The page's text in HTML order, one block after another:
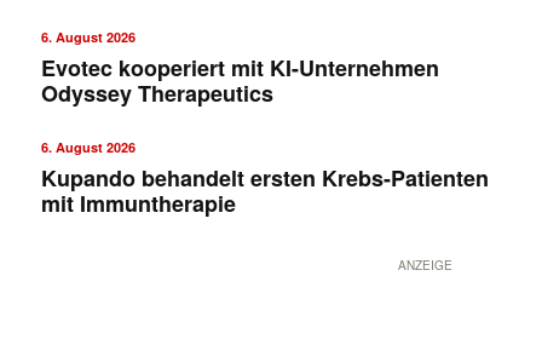
6. August 2026
Evotec kooperiert mit KI-Unternehmen
Odyssey Therapeutics
6. August 2026
Kupando behandelt ersten Krebs-Patienten
mit Immuntherapie
ANZEIGE